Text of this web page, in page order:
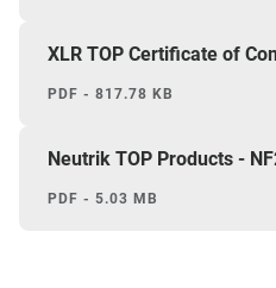
XLR TOP Certificate of
PDF - 817.78 KB
Neutrik TOP Products -
PDF - 5.03 MB